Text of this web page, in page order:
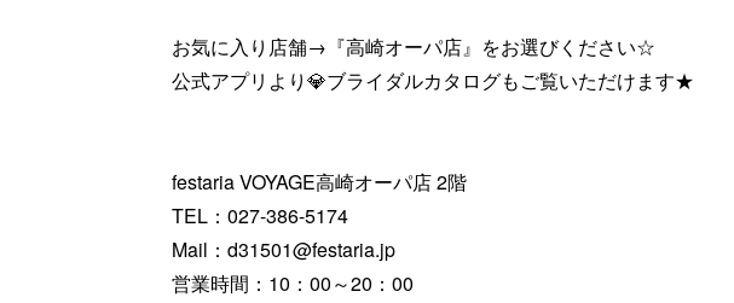
お気に入り店舗→『高崎オーパ店』をお選びください☆
公式アプリより💎ブライダルカタログもご覧いただけます★
festaria VOYAGE高崎オーパ店 2階
TEL：027-386-5174
Mail：d31501@festaria.jp
営業時間：10：00～20：00